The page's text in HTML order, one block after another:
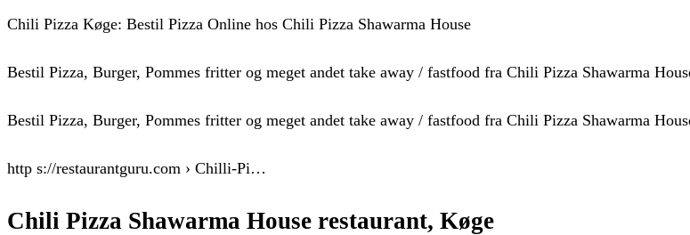
Chili Pizza Køge: Bestil Pizza Online hos Chili Pizza Shawarma House
Bestil Pizza, Burger, Pommes fritter og meget andet take away / fastfood fra Chili Pizza Shawarma
Bestil Pizza, Burger, Pommes fritter og meget andet take away / fastfood fra Chili Pizza Shawarma
http s://restaurantguru.com › Chilli-Pi…
Chili Pizza Shawarma House restaurant, Køge